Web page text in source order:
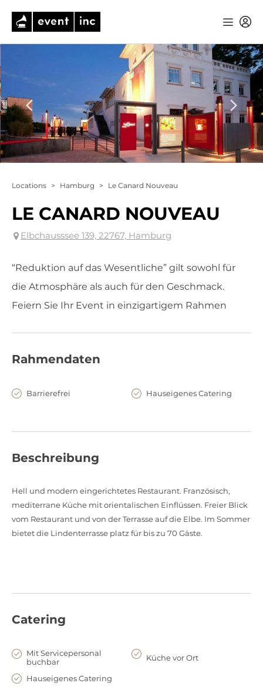
Locations > Hamburg > Le Canard Nouveau
LE CANARD NOUVEAU
Elbchausssee 139, 22767, Hamburg
“Reduktion auf das Wesentliche” gilt sowohl für
die Atmosphäre als auch für den Geschmack.
Feiern Sie Ihr Event in einzigartigem Rahmen
Rahmendaten
Barrierefrei Hauseigenes Catering
Beschreibung
Hell und modern eingerichtetes Restaurant. Französisch,
mediterrane Küche mit orientalischen Einflüssen. Freier Blick
vom Restaurant und von der Terrasse auf die Elbe. Im Sommer
bietet die Lindenterrasse platz für bis zu 70 Gäste.
Catering
Mit Servicepersonal
buchbar
Küche vor Ort
Hauseigenes Catering